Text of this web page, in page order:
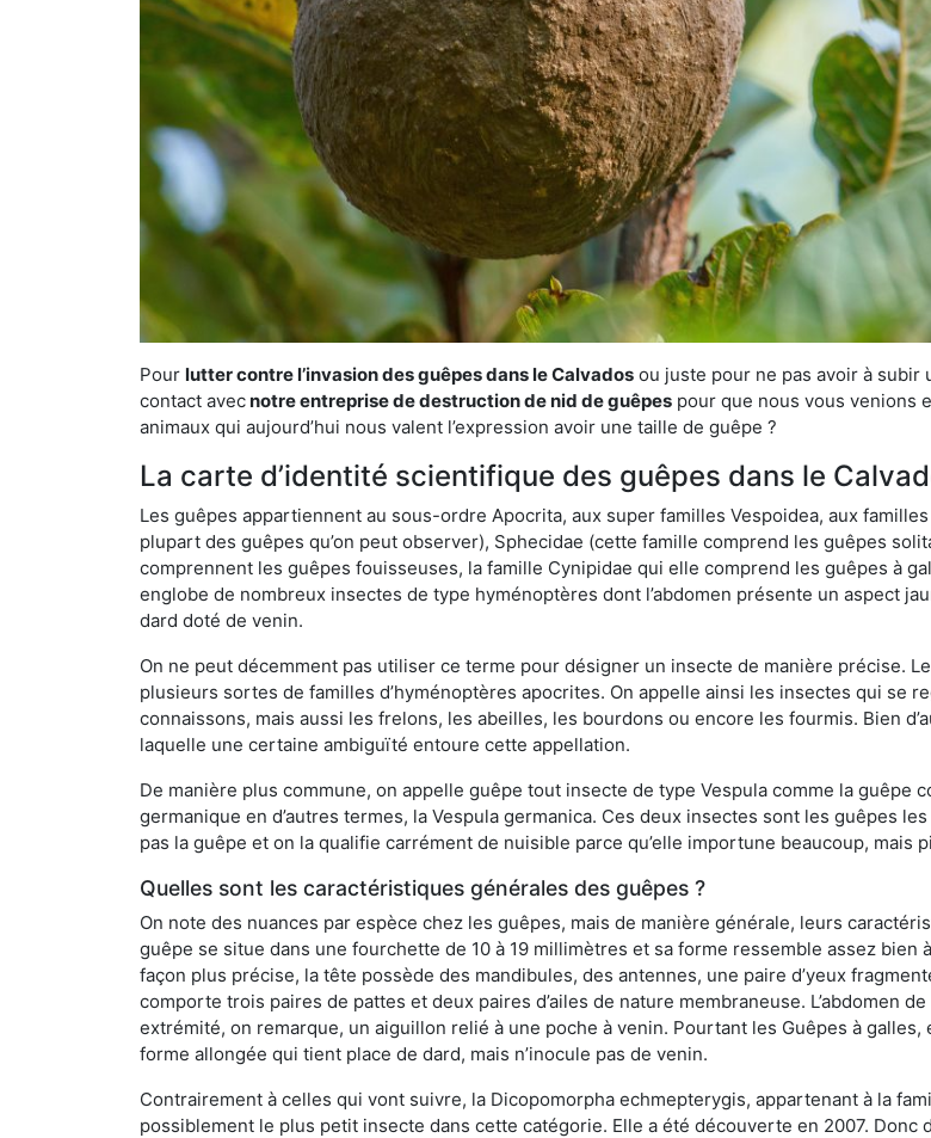
Pour lutter contre l’invasion des guêpes dans le Calvados ou juste pour ne pas avoir à
contact avecnotre entreprise de destruction de nid de guêpes pour que nous vous venions
animaux qui aujourd’hui nous valent l’expression avoir une taille de guêpe ?
La carte d’identité scientifique des guêpes dans le
Les guêpes appartiennent au sous-ordre Apocrita, aux super familles Vespoidea, aux
plupart des guêpes qu’on peut observer), Sphecidae (cette famille comprend les guêpes
comprennent les guêpes fouisseuses, la famille Cynipidae qui elle comprend les guêpes à
englobe de nombreux insectes de type hyménoptères dont l’abdomen présente un aspect
dard doté de venin.
On ne peut décemment pas utiliser ce terme pour désigner un insecte de manière précise.
plusieurs sortes de familles d’hyménoptères apocrites. On appelle ainsi les insectes qui se
connaissons, mais aussi les frelons, les abeilles, les bourdons ou encore les fourmis. Bien
laquelle une certaine ambiguïté entoure cette appellation.
De manière plus commune, on appelle guêpe tout insecte de type Vespula comme la guêpe
germanique en d’autres termes, la Vespula germanica. Ces deux insectes sont les guêpes
pas la guêpe et on la qualifie carrément de nuisible parce qu’elle importune beaucoup, mais
Quelles sont les caractéristiques générales des guêpes ?
On note des nuances par espèce chez les guêpes, mais de manière générale, leurs
guêpe se situe dans une fourchette de 10 à 19 millimètres et sa forme ressemble assez
façon plus précise, la tête possède des mandibules, des antennes, une paire d’yeux
comporte trois paires de pattes et deux paires d’ailes de nature membraneuse. L’abdomen
extrémité, on remarque, un aiguillon relié à une poche à venin. Pourtant les Guêpes à
forme allongée qui tient place de dard, mais n’inocule pas de venin.
Contrairement à celles qui vont suivre, la Dicopomorpha echmepterygis, appartenant à la
possiblement le plus petit insecte dans cette catégorie. Elle a été découverte en 2007.